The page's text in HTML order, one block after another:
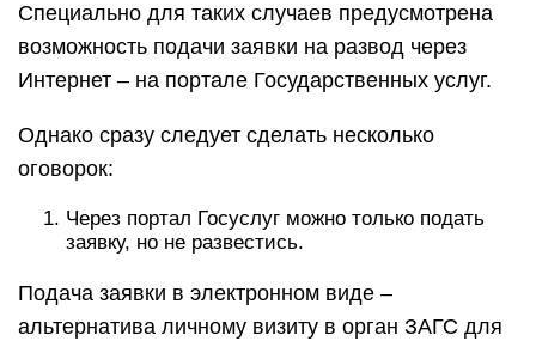
Специально для таких случаев предусмотрена
возможность подачи заявки на развод через
Интернет – на портале Государственных услуг.
Однако сразу следует сделать несколько
оговорок:
Через портал Госуслуг можно только подать
заявку, но не развестись.
Подача заявки в электронном виде –
альтернатива личному визиту в орган ЗАГС для